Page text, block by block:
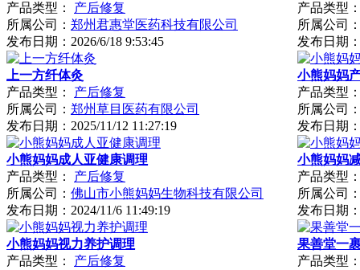
产品类型：
产后修复
所属公司： 郑州君惠堂医药科技有限公司
发布日期： 2026/6/18 9:53:45
产品类型
所属公司
发布日期
上一方纤体灸
产品类型：
产后修复
所属公司： 郑州草目医药有限公司
发布日期： 2025/11/12 11:27:19
小熊妈妈
产品类型
所属公司
发布日期
小熊妈妈成人亚健康调理
产品类型：
产后修复
所属公司： 佛山市小熊妈妈生物科技有限公司
发布日期： 2024/11/6 11:49:19
小熊妈妈
产品类型
所属公司
发布日期
小熊妈妈视力养护调理
产品类型：
产后修复
果善堂一
产品类型